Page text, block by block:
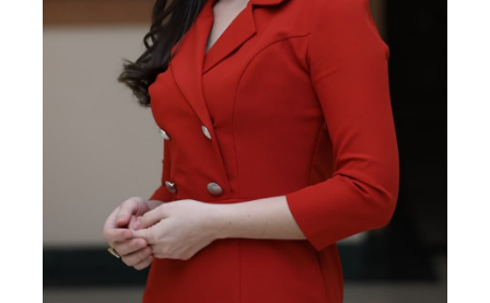
8. Квота (бакалавриат) (1)
✉️ Написать администратору